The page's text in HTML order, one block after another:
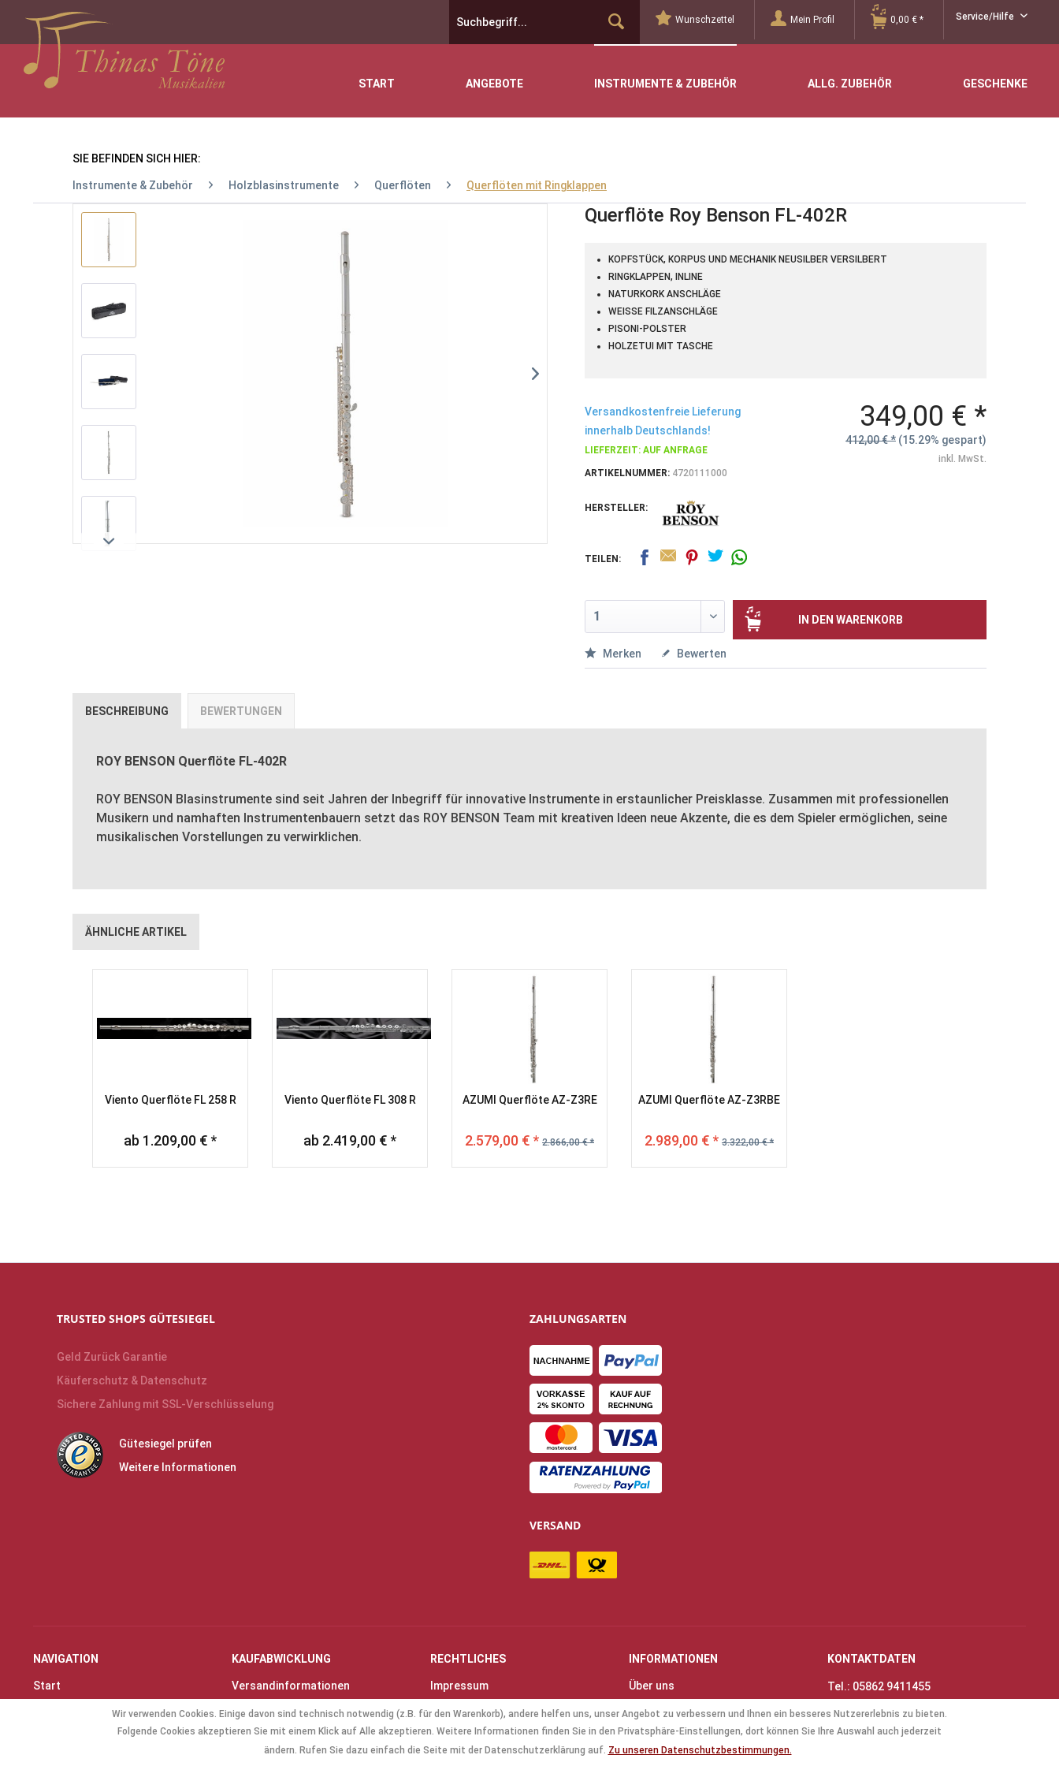
Service/Hilfe
Wunschzettel Mein Profil 0,00 € *
START ANGEBOTE INSTRUMENTE & ZUBEHÖR ALLG. ZUBEHÖR GESCHENKE
SIE BEFINDEN SICH HIER:
Instrumente & Zubehör Holzblasinstrumente Querflöten Querflöten mit Ringklappen
Querflöte Roy Benson FL-402R
KOPFSTÜCK, KORPUS UND MECHANIK NEUSILBER VERSILBERT
RINGKLAPPEN, INLINE
NATURKORK ANSCHLÄGE
WEISSE FILZANSCHLÄGE
PISONI-POLSTER
HOLZETUI MIT TASCHE
Versandkostenfreie Lieferung
innerhalb Deutschlands!
LIEFERZEIT: AUF ANFRAGE
ARTIKELNUMMER: 4720111000
HERSTELLER:
349,00 € *
412,00 € * (15.29% gespart)
inkl. MwSt.
TEILEN:
IN DEN WARENKORB
Merken Bewerten
BESCHREIBUNG BEWERTUNGEN
ROY BENSON Querflöte FL-402R
ROY BENSON Blasinstrumente sind seit Jahren der Inbegriff für innovative Instrumente in erstaunlicher Preisklasse. Zusammen mit professionellen
Musikern und namhaften Instrumentenbauern setzt das ROY BENSON Team mit kreativen Ideen neue Akzente, die es dem Spieler ermöglichen, seine
musikalischen Vorstellungen zu verwirklichen.
ÄHNLICHE ARTIKEL
Viento Querflöte FL 258 R
ab 1.209,00 € *
Viento Querflöte FL 308 R
ab 2.419,00 € *
AZUMI Querflöte AZ-Z3RE
2.579,00 € * 2.866,00 € *
AZUMI Querflöte AZ-Z3RBE
2.989,00 € * 3.322,00 € *
TRUSTED SHOPS GÜTESIEGEL
Geld Zurück Garantie
Käuferschutz & Datenschutz
Sichere Zahlung mit SSL-Verschlüsselung
Gütesiegel prüfen
Weitere Informationen
ZAHLUNGSARTEN
VERSAND
NAVIGATION
Start
Instrumente & Zubehör
KAUFABWICKLUNG
Versandinformationen
Zahlungsarten
Widerrufsrecht
RECHTLICHES
Impressum
Allgemeine Geschäftsbedingungen
(AGB)
Batterieverordnung
INFORMATIONEN
Über uns
Kontakt
Anfahrt & Öffnungszeiten
Mollenhauer Blockflöten
Küng Blockflöten
KONTAKTDATEN
Tel.: 05862 9411455
info@thinas-toene.de
Wir verwenden Cookies. Einige davon sind technisch notwendig (z.B. für den Warenkorb), andere helfen uns, unser Angebot zu verbessern und Ihnen ein besseres Nutzererlebnis zu bieten.
Folgende Cookies akzeptieren Sie mit einem Klick auf Alle akzeptieren. Weitere Informationen finden Sie in den Privatsphäre-Einstellungen, dort können Sie Ihre Auswahl auch jederzeit
ändern. Rufen Sie dazu einfach die Seite mit der Datenschutzerklärung auf. Zu unseren Datenschutzbestimmungen.